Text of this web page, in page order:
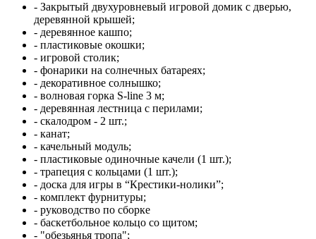
- Закрытый двухуровневый игровой домик с дверью,
деревянной крышей;
- деревянное кашпо;
- пластиковые окошки;
- игровой столик;
- фонарики на солнечных батареях;
- декоративное солнышко;
- волновая горка S-line 3 м;
- деревянная лестница с перилами;
- скалодром - 2 шт.;
- канат;
- качельный модуль;
- пластиковые одиночные качели (1 шт.);
- трапеция с кольцами (1 шт.);
- доска для игры в “Крестики-нолики”;
- комплект фурнитуры;
- руководство по сборке
- баскетбольное кольцо со щитом;
- "обезьянья тропа";